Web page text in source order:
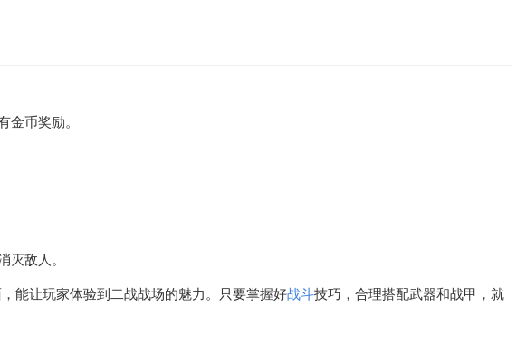
金币奖励。
灭敌人。
能让玩家体验到二战战场的魅力。只要掌握好战斗技巧，合理搭配武器和战甲，就